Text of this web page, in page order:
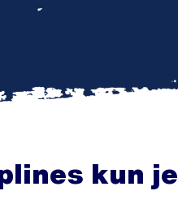
kun je